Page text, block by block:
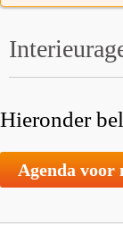
Hieronder
Agenda